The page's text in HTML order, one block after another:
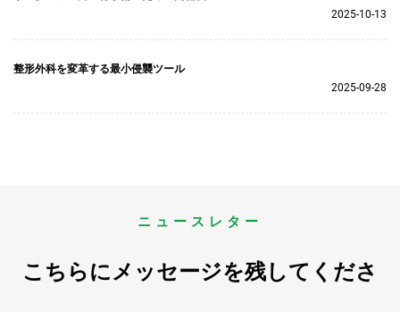
2025-10-13
整形外科を変革する最小侵襲ツール
2025-09-28
ニュースレター
こちらにメッセージを残してくださ